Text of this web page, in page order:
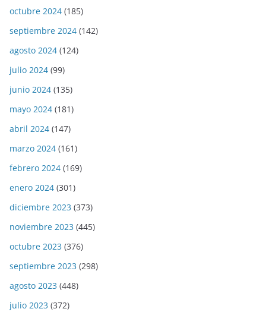
octubre 2024 (185)
septiembre 2024 (142)
agosto 2024 (124)
julio 2024 (99)
junio 2024 (135)
mayo 2024 (181)
abril 2024 (147)
marzo 2024 (161)
febrero 2024 (169)
enero 2024 (301)
diciembre 2023 (373)
noviembre 2023 (445)
octubre 2023 (376)
septiembre 2023 (298)
agosto 2023 (448)
julio 2023 (372)